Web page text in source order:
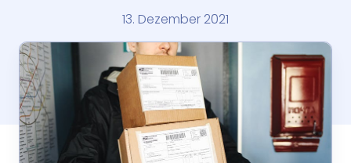
13. Dezember 2021